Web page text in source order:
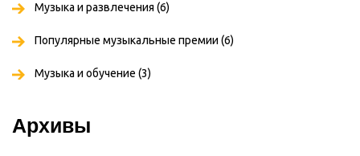
Музыка и развлечения (6)
Популярные музыкальные премии (6)
Музыка и обучение (3)
Архивы